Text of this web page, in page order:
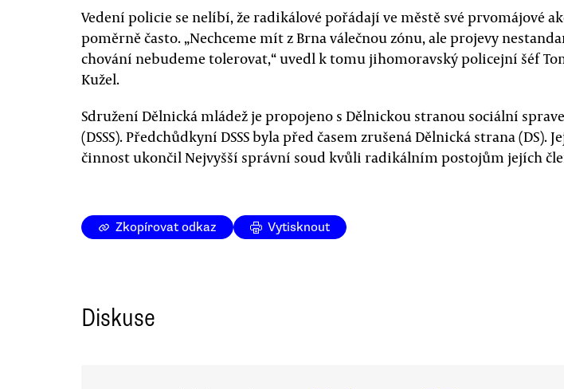
Vedení policie se nelíbí, že radikálové pořádají ve městě své prvomájové
poměrně často. „Nechceme mít z Brna válečnou zónu, ale projevy
chování nebudeme tolerovat,“ uvedl k tomu jihomoravský policejní šéf
Kužel.
Sdružení Dělnická mládež je propojeno s Dělnickou stranou sociální
(DSSS). Předchůdkyní DSSS byla před časem zrušená Dělnická strana (DS).
činnost ukončil Nejvyšší správní soud kvůli radikálním postojům jejích
Zkopírovat odkaz Vytisknout
Diskuse